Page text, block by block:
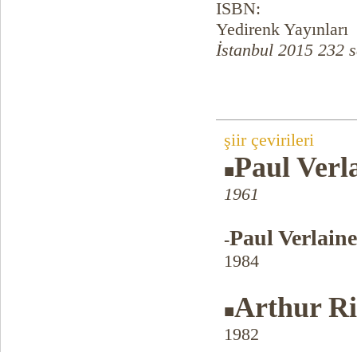
ISBN:
Yedirenk Yayınları
İstanbul 2015 232
şiir çevirileri
■Paul
1961
-Paul Verlaine
1984
■Arthur
1982